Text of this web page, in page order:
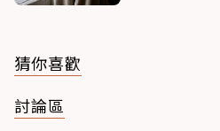
猜你喜歡
討論區